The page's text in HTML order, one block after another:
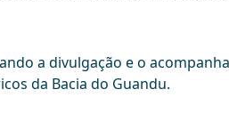
a divulgação e o
da Bacia do Guandu.